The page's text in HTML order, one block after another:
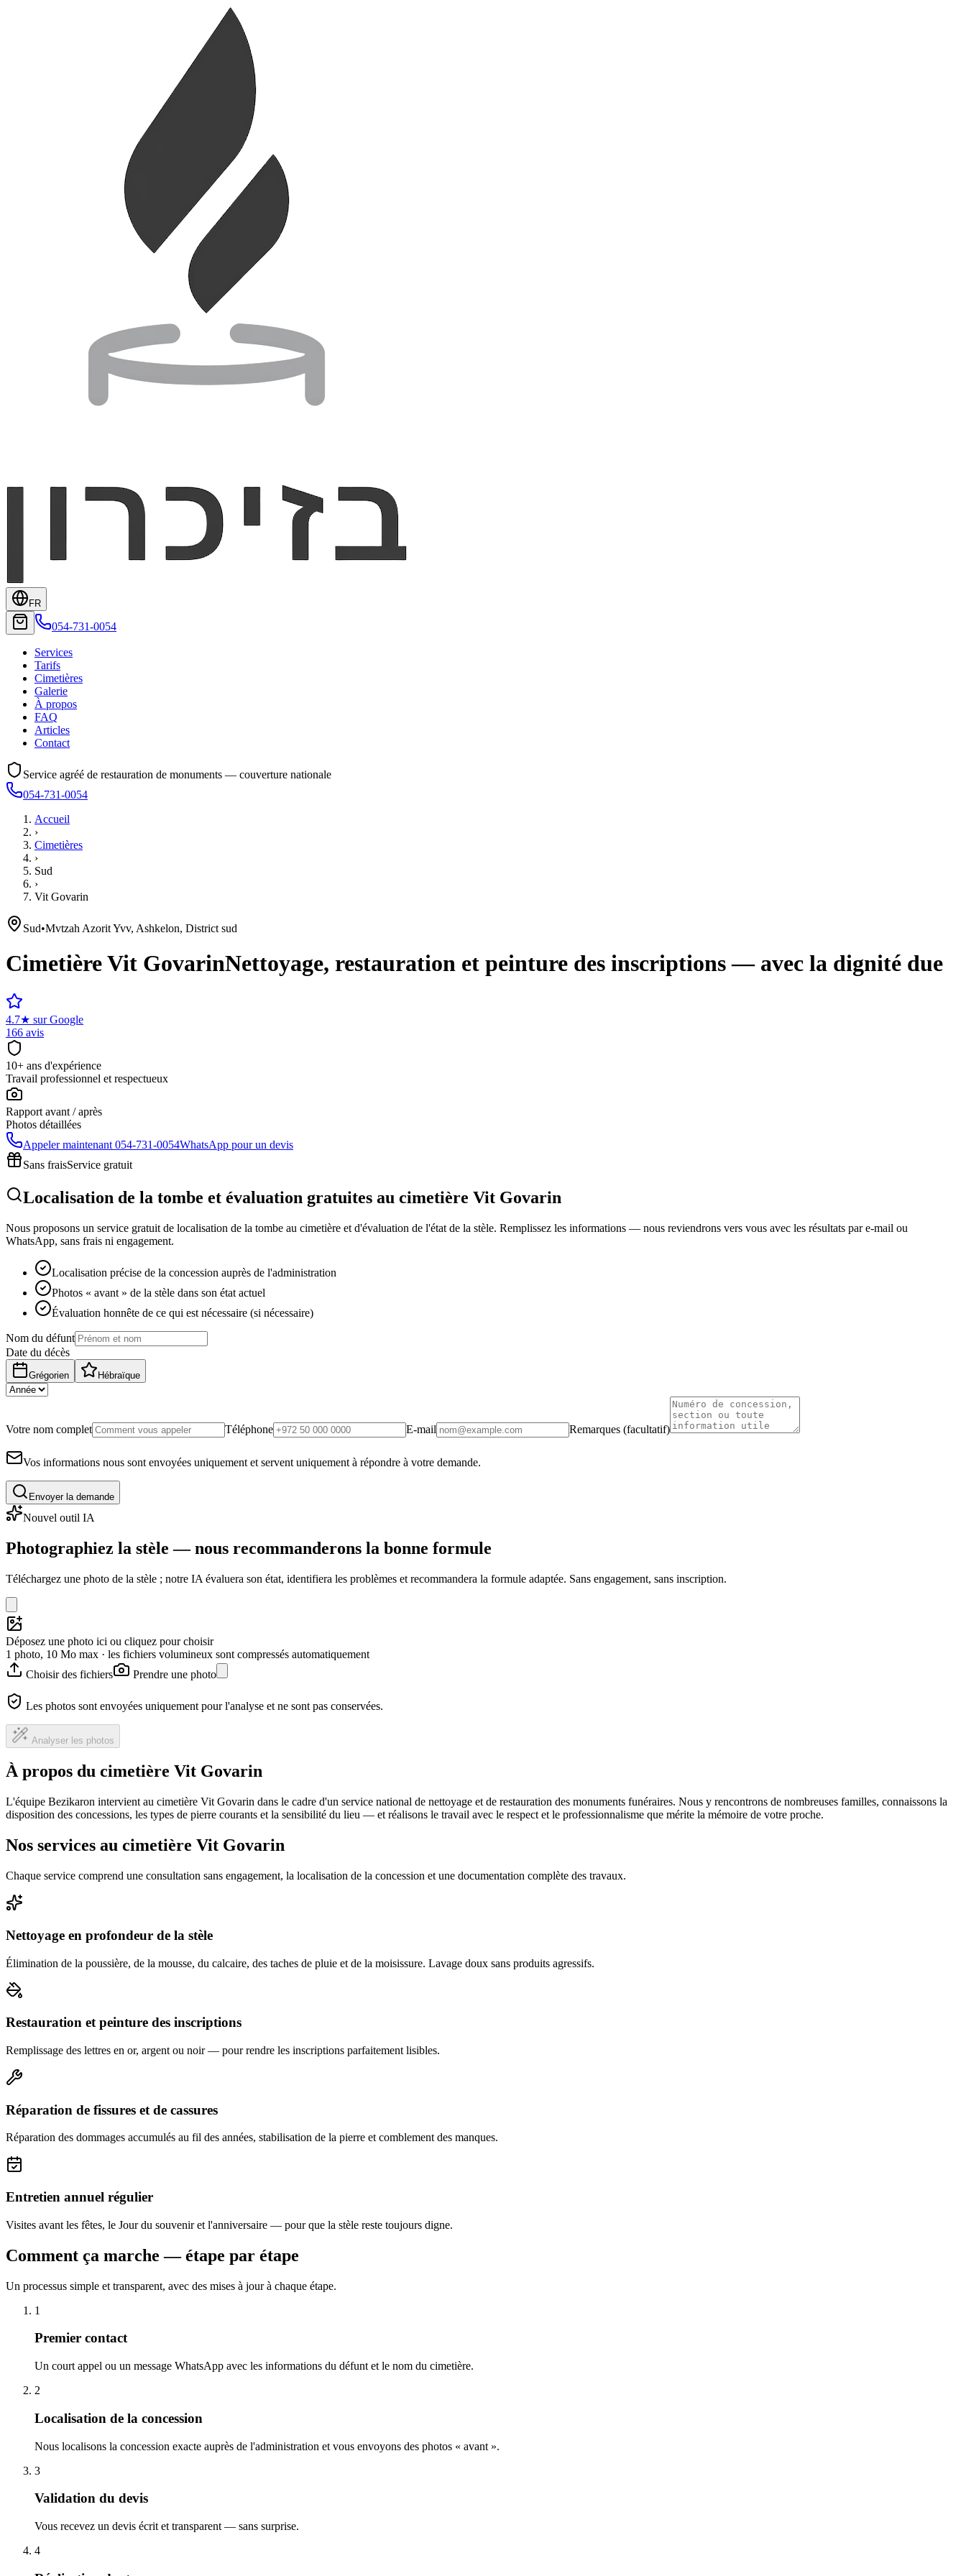
FR
054-731-0054
Services
Tarifs
Cimetières
Galerie
À propos
FAQ
Articles
Contact
Service agréé de restauration de monuments — couverture nationale
054-731-0054
Accueil
›
Cimetières
›
Sud
›
Vit Govarin
Sud•Mvtzah Azorit Yvv, Ashkelon, District sud
CimetièreVit GovarinNettoyage, restauration et peinture des inscriptions — avec la dignité due
4.7★ sur Google
166 avis
10+ ans d'expérience
Travail professionnel et respectueux
Rapport avant / après
Photos détaillées
Appeler maintenant 054-731-0054WhatsApp pour un devis
Sans fraisService gratuit
Localisation de la tombe et évaluation gratuites au cimetière Vit Govarin
Nous proposons un service gratuit de localisation de la tombe au cimetière et d'évaluation de l'état de la stèle. Remplissez les informations — nous reviendrons vers vous avec les résultats par e-mail ou
WhatsApp, sans frais ni engagement.
Localisation précise de la concession auprès de l'administration
Photos « avant » de la stèle dans son état actuel
Évaluation honnête de ce qui est nécessaire (si nécessaire)
Nom du défunt
Date du décès
Grégorien Hébraïque
Votre nom complet Téléphone E-mail Remarques (facultatif)
Vos informations nous sont envoyées uniquement et servent uniquement à répondre à votre demande.
Envoyer la demande
Nouvel outil IA
Photographiez la stèle — nous recommanderons la bonne formule
Téléchargez une photo de la stèle ; notre IA évaluera son état, identifiera les problèmes et recommandera la formule adaptée. Sans engagement, sans inscription.
Déposez une photo ici ou cliquez pour choisir
1 photo, 10 Mo max · les fichiers volumineux sont compressés automatiquement
Choisir des fichiers
Prendre une photo
Les photos sont envoyées uniquement pour l'analyse et ne sont pas conservées.
Analyser les photos
À propos du cimetière Vit Govarin
L'équipe Bezikaron intervient au cimetière Vit Govarin dans le cadre d'un service national de nettoyage et de restauration des monuments funéraires. Nous y rencontrons de nombreuses familles, connaissons la
disposition des concessions, les types de pierre courants et la sensibilité du lieu — et réalisons le travail avec le respect et le professionnalisme que mérite la mémoire de votre proche.
Nos services au cimetière Vit Govarin
Chaque service comprend une consultation sans engagement, la localisation de la concession et une documentation complète des travaux.
Nettoyage en profondeur de la stèle
Élimination de la poussière, de la mousse, du calcaire, des taches de pluie et de la moisissure. Lavage doux sans produits agressifs.
Restauration et peinture des inscriptions
Remplissage des lettres en or, argent ou noir — pour rendre les inscriptions parfaitement lisibles.
Réparation de fissures et de cassures
Réparation des dommages accumulés au fil des années, stabilisation de la pierre et comblement des manques.
Entretien annuel régulier
Visites avant les fêtes, le Jour du souvenir et l'anniversaire — pour que la stèle reste toujours digne.
Comment ça marche — étape par étape
Un processus simple et transparent, avec des mises à jour à chaque étape.
1
Premier contact
Un court appel ou un message WhatsApp avec les informations du défunt et le nom du cimetière.
2
Localisation de la concession
Nous localisons la concession exacte auprès de l'administration et vous envoyons des photos « avant ».
3
Validation du devis
Vous recevez un devis écrit et transparent — sans surprise.
4